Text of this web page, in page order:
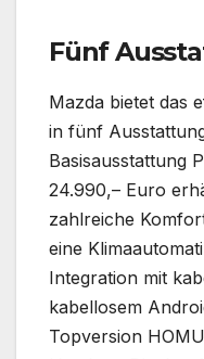
Fünf
Mazda bietet das
in fünf
Basisausstattung
24.990,– Euro
zahlreiche
eine
Integration mit
kabellosem
Topversion